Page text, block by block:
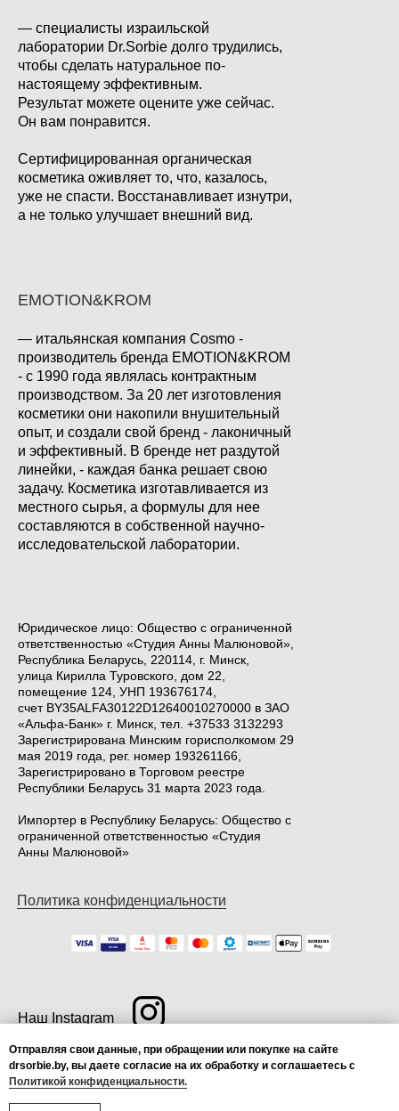
Юридическое лицо: Общество с ограниченной
ответственностью «Студия Анны Малюновой»,
Республика Беларусь, 220114, г. Минск,
улица Кирилла Туровского, дом 22,
помещение 124, УНП 193676174,
счет BY35ALFA30122D12640010270000 в ЗАО
«Альфа-Банк» г. Минск, тел. +37533 3132293
Зарегистрирована Минским горисполкомом 29
мая 2019 года, рег. номер 193261166,
Зарегистрировано в Торговом реестре
Республики Беларусь 31 марта 2023 года.
Импортер в Республику Беларусь: Общество с
ограниченной ответственностью «Студия
Анны Малюновой»
— специалисты израильской
лаборатории Dr.Sorbie долго трудились,
чтобы сделать натуральное по-
настоящему эффективным.
Результат можете оцените уже сейчас.
Он вам понравится.
Сертифицированная органическая
косметика оживляет то, что, казалось,
уже не спасти. Восстанавливает изнутри,
а не только улучшает внешний вид.
Наш Instagram
Политика конфиденциальности
Сделано newsites.pl
— итальянская компания Cosmo -
производитель бренда EMOTION&KROM
- с 1990 года являлась контрактным
производством. За 20 лет изготовления
косметики они накопили внушительный
опыт, и создали свой бренд - лаконичный
и эффективный. В бренде нет раздутой
линейки, - каждая банка решает свою
задачу. Косметика изготавливается из
местного сырья, а формулы для нее
составляются в собственной научно-
исследовательской лаборатории.
EMOTION&KROM
Отправляя свои данные, при обращении или покупке на сайте
drsorbie.by, вы даете согласие на их обработку и соглашаетесь с
Политикой конфиденциальности.